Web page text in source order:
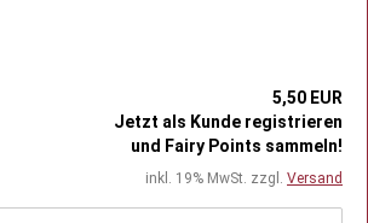
5,50 EUR
Jetzt als Kunde registrieren
und Fairy Points sammeln!
inkl. 19% MwSt. zzgl. Versand